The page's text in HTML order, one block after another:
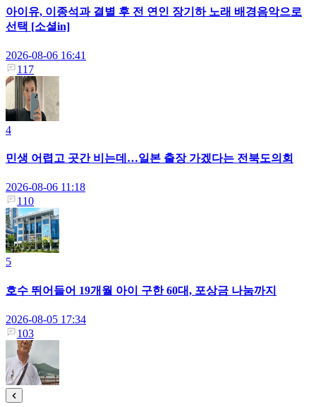
아이유, 이종석과 결별 후 전 연인 장기하 노래 배경음악으로
선택 [소셜in]
2026-08-06 16:41
117
4
민생 어렵고 곳간 비는데…일본 출장 가겠다는 전북도의회
2026-08-06 11:18
110
5
호수 뛰어들어 19개월 아이 구한 60대, 포상금 나눔까지
2026-08-05 17:34
103